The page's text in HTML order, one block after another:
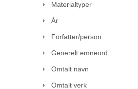
Materialtyper
År
Forfatter/person
Generelt emneord
Omtalt navn
Omtalt verk